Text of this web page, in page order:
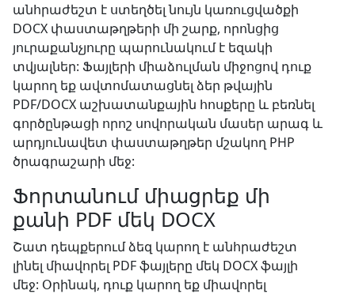
անհրաժեշտ է ստեղծել նույն կառուցվածքի
DOCX փաստաթղթերի մի շարք, որոնցից
յուրաքանչյուրը պարունակում է եզակի
տվյալներ: Ֆայլերի միաձուլման միջոցով դուք
կարող եք ավտոմատացնել ձեր թվային
PDF/DOCX աշխատանքային հոսքերը և բեռնել
գործընթացի որոշ սովորական մասեր արագ և
արդյունավետ փաստաթղթեր մշակող PHP
ծրագրաշարի մեջ:
Ֆորտանում միացրեք մի
քանի PDF մեկ DOCX
Շատ դեպքերում ձեզ կարող է անհրաժեշտ
լինել միավորել PDF ֆայլերը մեկ DOCX ֆայլի
մեջ: Օրինակ, դուք կարող եք միավորել